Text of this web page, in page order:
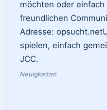
möchten oder
freundlichen
Adresse: opsucht.net
spielen, einfach
JCC.
Neuigkeiten